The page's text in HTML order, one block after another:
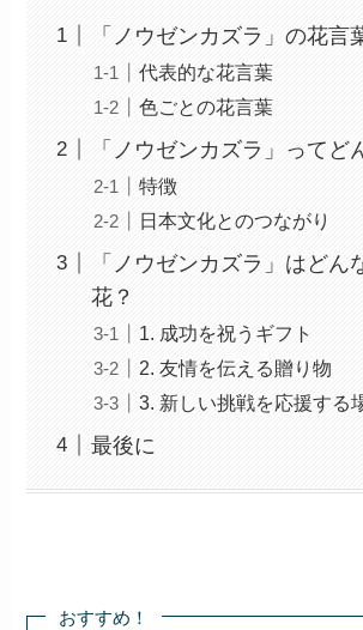
「ノウゼンカズラ」の花言
代表的な花言葉
色ごとの花言葉
「ノウゼンカズラ」ってど
特徴
日本文化とのつながり
「ノウゼンカズラ」はどん
花？
1. 成功を祝うギフト
2. 友情を伝える贈り物
3. 新しい挑戦を応援する
最後に
おすすめ！